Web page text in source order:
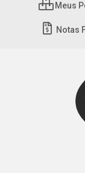
Meus
Notas